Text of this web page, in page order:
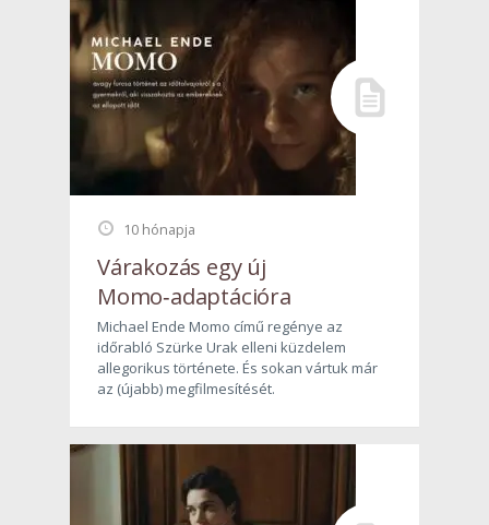
10 hónapja
Várakozás egy új
Momo‑adaptációra
Michael Ende Momo című regénye az
időrabló Szürke Urak elleni küzdelem
allegorikus története. És sokan vártuk már
az (újabb) megfilmesítését.